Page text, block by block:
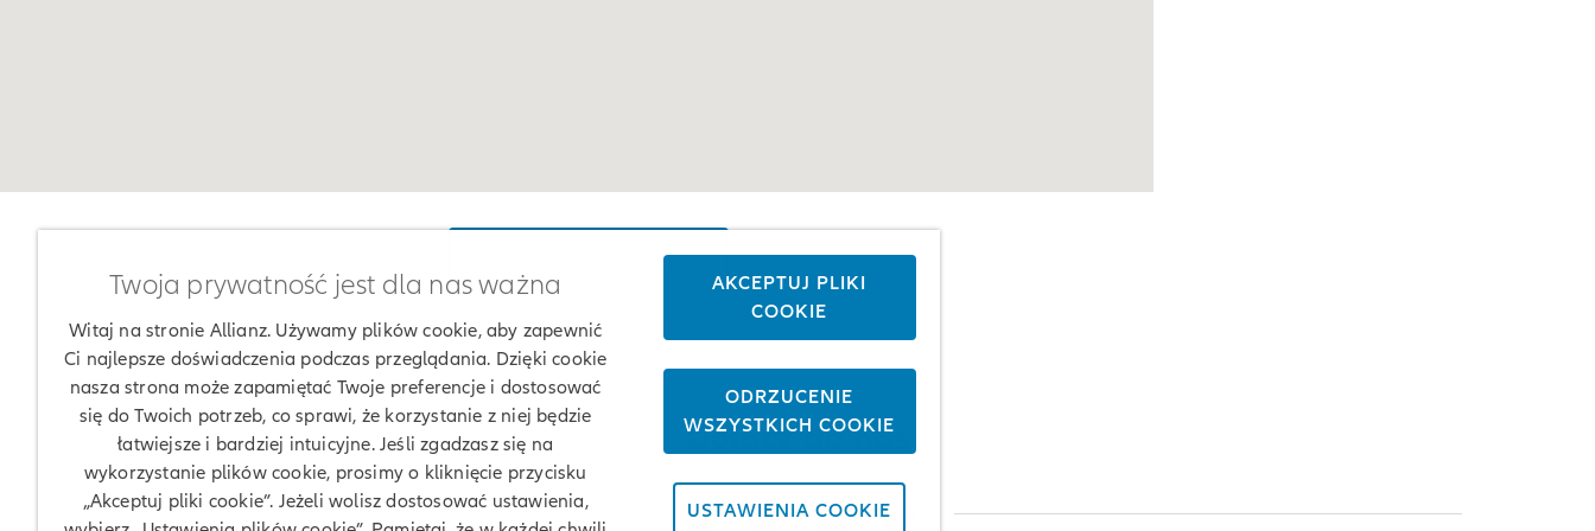
WYZNACZ TRASĘ
Dołącz do nas
Twoja prywatność jest dla nas ważna
Witaj na stronie Allianz. Używamy plików cookie, aby zapewnić
Ci najlepsze doświadczenia podczas przeglądania. Dzięki cookie
nasza strona może zapamiętać Twoje preferencje i dostosować
się do Twoich potrzeb, co sprawi, że korzystanie z niej będzie
łatwiejsze i bardziej intuicyjne. Jeśli zgadzasz się na
wykorzystanie plików cookie, prosimy o kliknięcie przycisku
„Akceptuj pliki cookie”. Jeżeli wolisz dostosować ustawienia,
AKCEPTUJ PLIKI
COOKIE
ODRZUCENIE
WSZYSTKICH COOKIE
USTAWIENIA COOKIE